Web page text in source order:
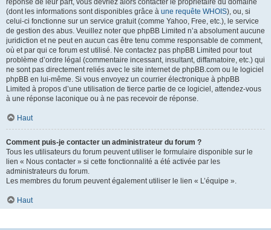
réponse de leur part, vous devriez alors contacter le propriétaire du domaine
(dont les informations sont disponibles grâce à une requête WHOIS), ou, si
celui-ci fonctionne sur un service gratuit (comme Yahoo, Free, etc.), le service
de gestion des abus. Veuillez noter que phpBB Limited n’a absolument aucune
juridiction et ne peut en aucun cas être tenu comme responsable de comment,
où et par qui ce forum est utilisé. Ne contactez pas phpBB Limited pour tout
problème d’ordre légal (commentaire incessant, insultant, diffamatoire, etc.) qui
ne sont pas directement reliés avec le site internet de phpBB.com ou le logiciel
phpBB en lui-même. Si vous envoyez un courrier électronique à phpBB
Limited à propos d’une utilisation de tierce partie de ce logiciel, attendez-vous
à une réponse laconique ou à ne pas recevoir de réponse.
Haut
Comment puis-je contacter un administrateur du forum ?
Tous les utilisateurs du forum peuvent utiliser le formulaire disponible sur le
lien « Nous contacter » si cette fonctionnalité a été activée par les
administrateurs du forum.
Les membres du forum peuvent également utiliser le lien « L’équipe ».
Haut